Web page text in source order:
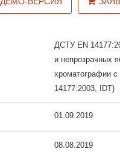
ДСТУ EN
и непрозрачных
хроматографии с
14177:2003, IDT)
01.09.2019
08.08.2019